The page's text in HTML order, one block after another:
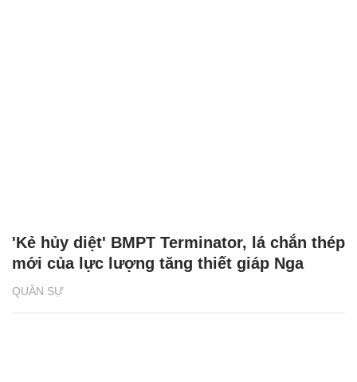
QUÂN SỰ
'Kẻ hủy diệt' BMPT Terminator, lá chắn thép
mới của lực lượng tăng thiết giáp Nga